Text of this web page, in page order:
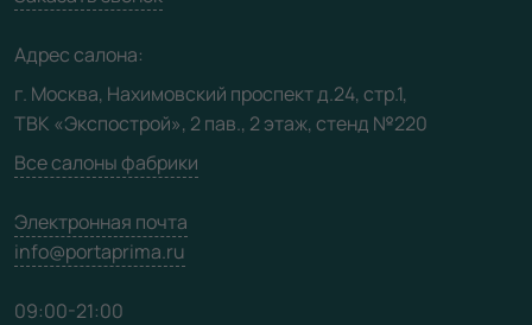
Карта сайта
Адрес салона:
г. Москва, Нахимовский проспект д.24, стр.1,
ТВК «Экспострой», 2 пав., 2 этаж, стенд №220
Все салоны фабрики
Электронная почта
info@portaprima.ru
09:00-21:00